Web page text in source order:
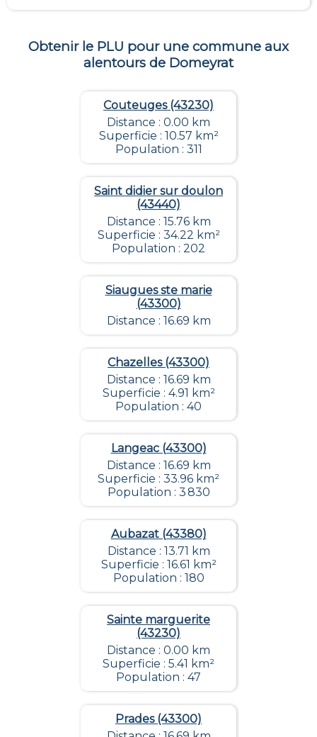
Obtenir le PLU pour une commune aux
alentours de Domeyrat
Couteuges (43230)
Distance : 0.00 km
Superficie : 10.57 km²
Population : 311
Saint didier sur doulon
(43440)
Distance : 15.76 km
Superficie : 34.22 km²
Population : 202
Siaugues ste marie
(43300)
Distance : 16.69 km
Chazelles (43300)
Distance : 16.69 km
Superficie : 4.91 km²
Population : 40
Langeac (43300)
Distance : 16.69 km
Superficie : 33.96 km²
Population : 3 830
Aubazat (43380)
Distance : 13.71 km
Superficie : 16.61 km²
Population : 180
Sainte marguerite
(43230)
Distance : 0.00 km
Superficie : 5.41 km²
Population : 47
Prades (43300)